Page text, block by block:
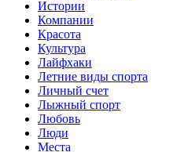
Истории
Компании
Красота
Культура
Лайфхаки
Летние виды спорта
Личный счет
Лыжный спорт
Любовь
Люди
Места